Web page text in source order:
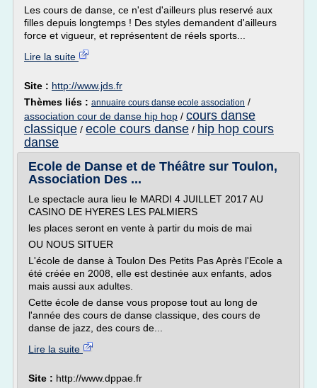
Les cours de danse, ce n'est d'ailleurs plus reservé aux
filles depuis longtemps ! Des styles demandent d'ailleurs
force et vigueur, et représentent de réels sports...
Lire la suite
Site : http://www.jds.fr
Thèmes liés : annuaire cours danse ecole association /
association cour de danse hip hop / cours danse
classique / ecole cours danse / hip hop cours
danse
Ecole de Danse et de Théâtre sur Toulon,
Association Des ...
Le spectacle aura lieu le MARDI 4 JUILLET 2017 AU
CASINO DE HYERES LES PALMIERS
les places seront en vente à partir du mois de mai
OU NOUS SITUER
L'école de danse à Toulon Des Petits Pas Après l'Ecole a
été créée en 2008, elle est destinée aux enfants, ados
mais aussi aux adultes.
Cette école de danse vous propose tout au long de
l'année des cours de danse classique, des cours de
danse de jazz, des cours de...
Lire la suite
Site : http://www.dppae.fr